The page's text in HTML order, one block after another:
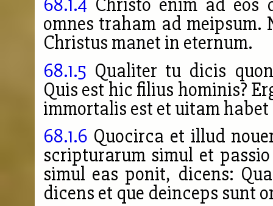
68.1.4 Christo enim ad eos
omnes traham ad meipsum.
Christus manet in eternum.
68.1.5 Qualiter tu dicis
Quis est hic filius hominis?
immortalis est et uitam
68.1.6 Quocirca et illud
scripturarum simul et
simul eas ponit, dicens:
dicens et que deinceps sunt